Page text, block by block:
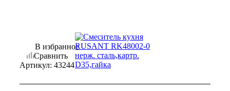
В избранное
Сравнить
Артикул: 43244